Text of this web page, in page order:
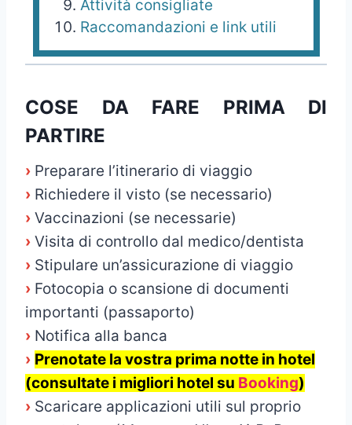
Attività consigliate
Raccomandazioni e link utili
COSE DA FARE PRIMA DI
PARTIRE
› Preparare l’itinerario di viaggio
› Richiedere il visto (se necessario)
› Vaccinazioni (se necessarie)
› Visita di controllo dal medico/dentista
› Stipulare un’assicurazione di viaggio
› Fotocopia o scansione di documenti
importanti (passaporto)
› Notifica alla banca
› Prenotate la vostra prima notte in hotel
(consultate i migliori hotel su Booking)
› Scaricare applicazioni utili sul proprio